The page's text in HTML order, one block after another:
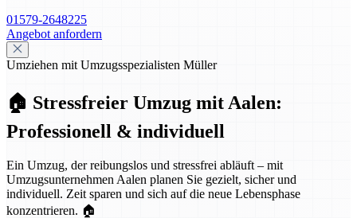
01579-2648225
Angebot anfordern
Umziehen mit Umzugsspezialisten Müller
🏠 Stressfreier Umzug mit Aalen:
Professionell & individuell
Ein Umzug, der reibungslos und stressfrei abläuft – mit
Umzugsunternehmen Aalen planen Sie gezielt, sicher und
individuell. Zeit sparen und sich auf die neue Lebensphase
konzentrieren. 🏠